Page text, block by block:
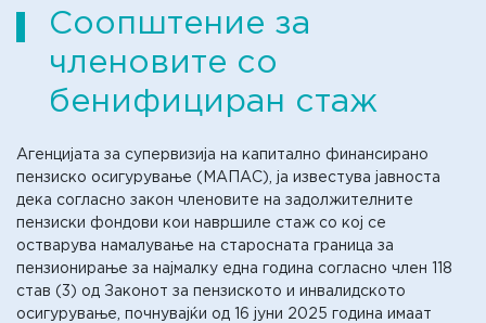
Соопштение за
членовите со
бенифициран стаж
Агенцијата за супервизија на капитално финансирано
пензиско осигурување (МАПАС), ја известува јавностa
дека согласно закон членовите на задолжителните
пензиски фондови кои навршиле стаж со кој се
остварува намалување на старосната граница за
пензионирање за најмалку една година согласно член 118
став (3) од Законот за пензиското и инвалидското
осигурување, почнувајќи од 16 јуни 2025 година имаат